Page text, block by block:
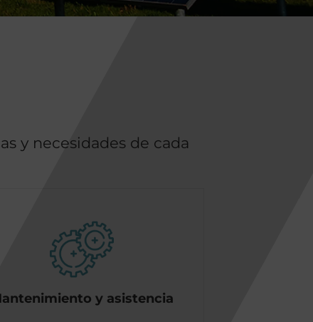
y necesidades de cada
y asistencia